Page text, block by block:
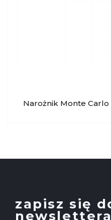
Narożnik Monte Carlo
zapisz się
newslettera